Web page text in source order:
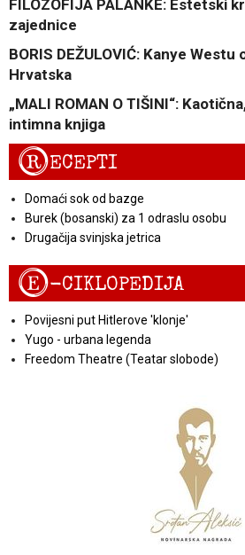
FILOZOFIJA PALANKE: Estetski
zajednice
BORIS DEŽULOVIĆ: Kanye Westu
Hrvatska
„MALI ROMAN O TIŠINI“:
intimna knjiga
RECEPTI
Domaći sok od bazge
Burek (bosanski) za 1 odraslu osobu
Drugačija svinjska jetrica
E-CIKLOPEDIJA
Povijesni put Hitlerove 'klonje'
Yugo - urbana legenda
Freedom Theatre (Teatar slobode)